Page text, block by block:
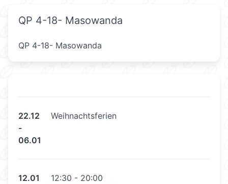
QP 4-18- Masowanda
QP 4-18- Masowanda
22.12
-
06.01
Weihnachtsferien
12.01
12:30 - 20:00